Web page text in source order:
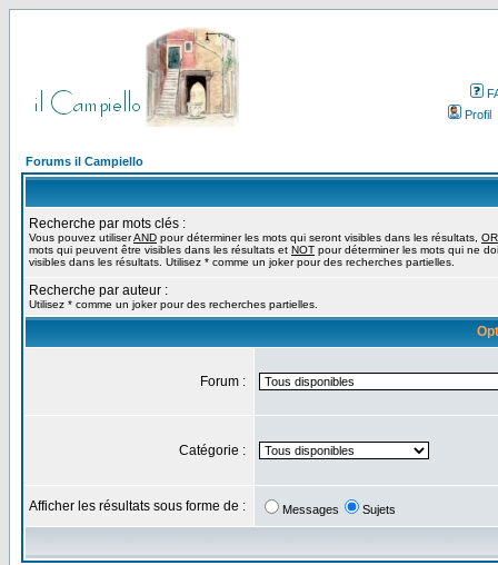
Profil
Forums il Campiello
Recherche par mots clés :
Vous pouvez utiliserAND pour déterminer les mots qui seront visibles dans les résultats, OR
mots qui peuvent être visibles dans les résultats et NOT pour déterminer les mots qui ne
visibles dans les résultats. Utilisez * comme un joker pour des recherches partielles.
Recherche par auteur :
Utilisez * comme un joker pour des recherches partielles.
Forum :
Catégorie :
Afficher les résultats sous forme de : Messages Sujets